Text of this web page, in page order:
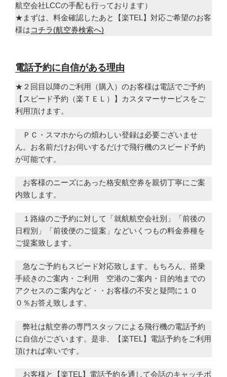
航空会社LCCの手配も行っております）
★まずは、料金確認したあと【楽TEL】対応ご希望のお客
様はコチラ(航空券検索へ)
電話予約に自信がある理由
★２回目以降のご利用（購入）のお客様は電話でご予約
【スピード予約（楽ＴＥＬ）】カスタマーサービスをご
利用頂けます。
ＰＣ・スマホからの煩わしい登録は必要ございませ
ん。お名前だけお伺いするだけで飛行機のスピード予約
が可能です。
お客様のニーズにあった格安航空券を親切丁寧にご案
内致します。
１路線のご予約に対して「就航航空会社別」「前後の
日程別」「前後便のご提案」などいくつもの料金券種を
ご提案致します。
急なご予約もスピード対応致します。もちろん、搭乗
手続きのご案内・ご利用 空港のご案内・目的地までの
アクセスのご案内など・・お客様の不安と疑問に１０
０％お答え致します。
弊社は航空券の専門スタッフによる飛行機の電話予約
に自信がございます。是非、【楽TEL】電話予約をご利用
頂ければ幸いです。
お客様と【楽TEL】電話予約を通して会話のキャッチボ